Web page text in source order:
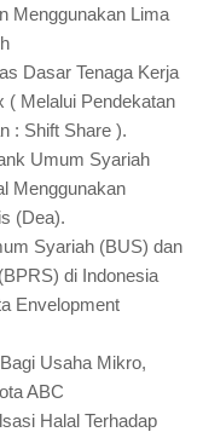
Menggunakan Lima
Dasar Tenaga Kerja
( Melalui Pendekatan
: Shift Share ).
Umum Syariah
Menggunakan
(Dea).
Syariah (BUS) dan
di Indonesia
Envelopment
Usaha Mikro,
ABC
Halal Terhadap